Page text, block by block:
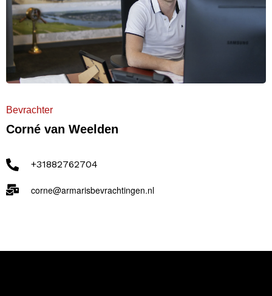
Bevrachter
Corné van Weelden
+31882762704
corne@armarisbevrachtingen.nl